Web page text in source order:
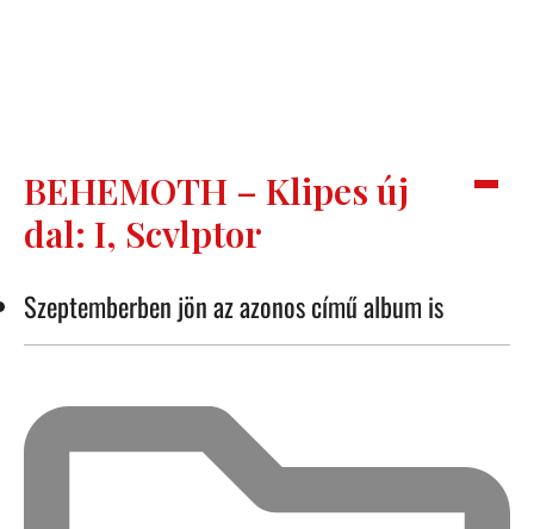
BEHEMOTH – Klipes új
dal: I, Scvlptor
Szeptemberben jön az azonos című album is